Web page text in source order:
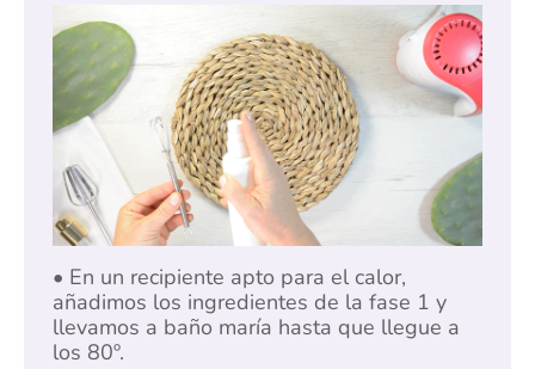
• En un recipiente apto para el calor,
añadimos los ingredientes de la fase 1 y
llevamos a baño maría hasta que llegue a
los 80º.